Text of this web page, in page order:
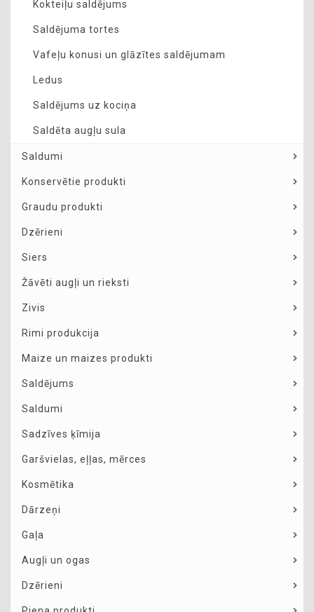
Kokteiļu saldējums
Saldējuma tortes
Vafeļu konusi un glāzītes saldējumam
Ledus
Saldējums uz kociņa
Saldēta augļu sula
Saldumi
Konservētie produkti
Graudu produkti
Dzērieni
Siers
Žāvēti augļi un rieksti
Zivis
Rimi produkcija
Maize un maizes produkti
Saldējums
Saldumi
Sadzīves ķīmija
Garšvielas, eļļas, mērces
Kosmētika
Dārzeņi
Gaļa
Augļi un ogas
Dzērieni